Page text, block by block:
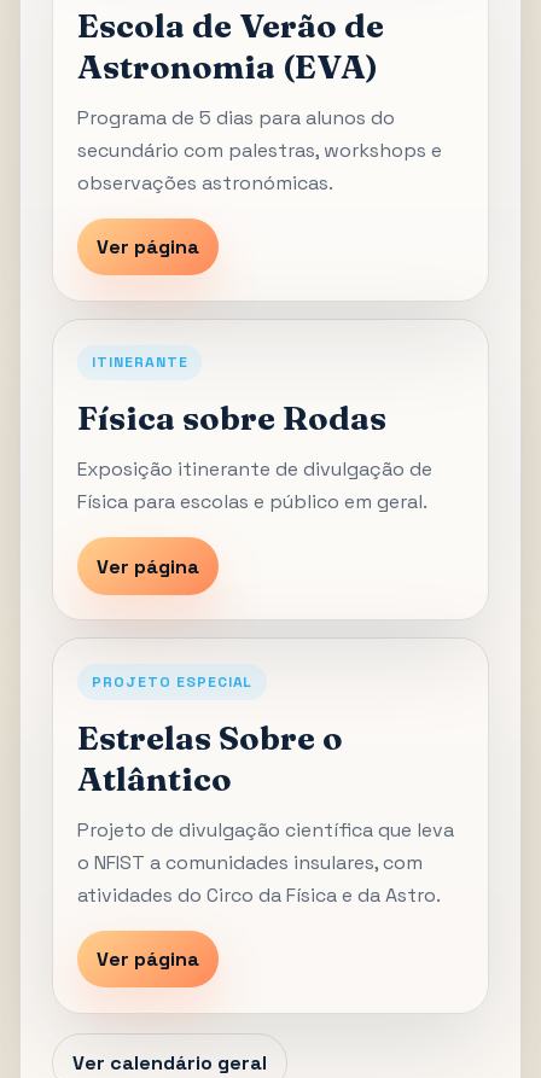
Escola de Verão de
Astronomia (EVA)
Programa de 5 dias para alunos do
secundário com palestras, workshops e
observações astronómicas.
Ver página
ITINERANTE
Física sobre Rodas
Exposição itinerante de divulgação de
Física para escolas e público em geral.
Ver página
PROJETO ESPECIAL
Estrelas Sobre o
Atlântico
Projeto de divulgação científica que leva
o NFIST a comunidades insulares, com
atividades do Circo da Física e da Astro.
Ver página
Ver calendário geral